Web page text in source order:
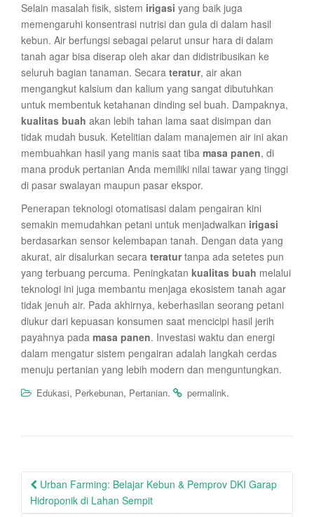
Selain masalah fisik, sistem irigasi yang baik juga
memengaruhi konsentrasi nutrisi dan gula di dalam hasil
kebun. Air berfungsi sebagai pelarut unsur hara di dalam
tanah agar bisa diserap oleh akar dan didistribusikan ke
seluruh bagian tanaman. Secara teratur, air akan
mengangkut kalsium dan kalium yang sangat dibutuhkan
untuk membentuk ketahanan dinding sel buah. Dampaknya,
kualitas buah akan lebih tahan lama saat disimpan dan
tidak mudah busuk. Ketelitian dalam manajemen air ini akan
membuahkan hasil yang manis saat tiba masa panen, di
mana produk pertanian Anda memiliki nilai tawar yang tinggi
di pasar swalayan maupun pasar ekspor.
Penerapan teknologi otomatisasi dalam pengairan kini
semakin memudahkan petani untuk menjadwalkan irigasi
berdasarkan sensor kelembapan tanah. Dengan data yang
akurat, air disalurkan secara teraturtanpa ada setetes pun
yang terbuang percuma. Peningkatan kualitas buah melalui
teknologi ini juga membantu menjaga ekosistem tanah agar
tidak jenuh air. Pada akhirnya, keberhasilan seorang petani
diukur dari kepuasan konsumen saat mencicipi hasil jerih
payahnya pada masa panen. Investasi waktu dan energi
dalam mengatur sistem pengairan adalah langkah cerdas
menuju pertanian yang lebih modern dan menguntungkan.
Edukasi, Perkebunan, Pertanian. permalink.
Post
navigation
Urban Farming: Belajar Kebun & Pemprov DKI Garap
Hidroponik di Lahan Sempit